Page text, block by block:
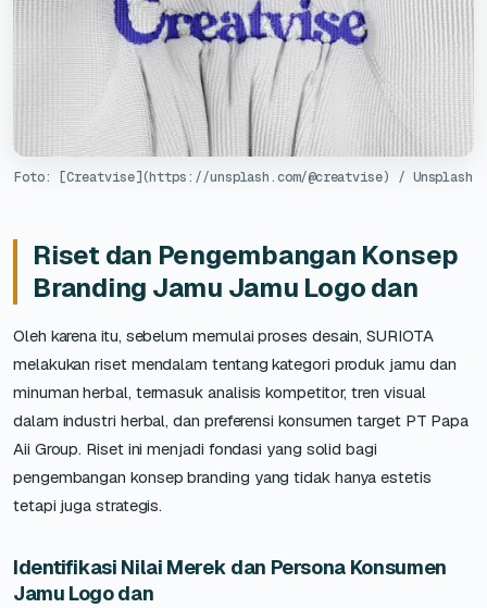
Foto: [Creatvise](https://unsplash.com/@creatvise) / Unsplash
Riset dan Pengembangan Konsep
Branding Jamu Jamu Logo dan
Oleh karena itu, sebelum memulai proses desain, SURIOTA
melakukan riset mendalam tentang kategori produk jamu dan
minuman herbal, termasuk analisis kompetitor, tren visual
dalam industri herbal, dan preferensi konsumen target PT Papa
Aii Group. Riset ini menjadi fondasi yang solid bagi
pengembangan konsep branding yang tidak hanya estetis
tetapi juga strategis.
Identifikasi Nilai Merek dan Persona Konsumen
Jamu Logo dan